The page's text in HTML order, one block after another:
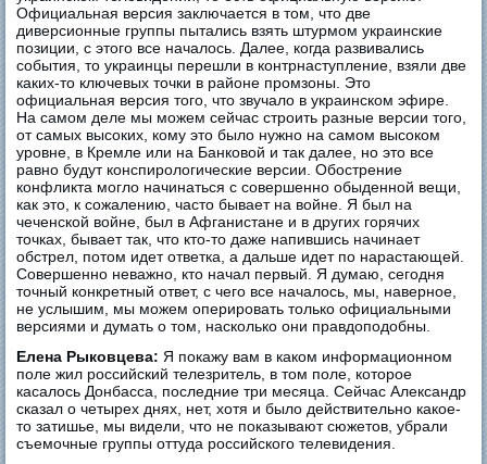
Официальная версия заключается в том, что две
диверсионные группы пытались взять штурмом украинские
позиции, с этого все началось. Далее, когда развивались
события, то украинцы перешли в контрнаступление, взяли две
каких-то ключевых точки в районе промзоны. Это
официальная версия того, что звучало в украинском эфире.
На самом деле мы можем сейчас строить разные версии того,
от самых высоких, кому это было нужно на самом высоком
уровне, в Кремле или на Банковой и так далее, но это все
равно будут конспирологические версии. Обострение
конфликта могло начинаться с совершенно обыденной вещи,
как это, к сожалению, часто бывает на войне. Я был на
чеченской войне, был в Афганистане и в других горячих
точках, бывает так, что кто-то даже напившись начинает
обстрел, потом идет ответка, а дальше идет по нарастающей.
Совершенно неважно, кто начал первый. Я думаю, сегодня
точный конкретный ответ, с чего все началось, мы, наверное,
не услышим, мы можем оперировать только официальными
версиями и думать о том, насколько они правдоподобны.
Елена Рыковцева: Я покажу вам в каком информационном
поле жил российский телезритель, в том поле, которое
касалось Донбасса, последние три месяца. Сейчас Александр
сказал о четырех днях, нет, хотя и было действительно какое-
то затишье, мы видели, что не показывают сюжетов, убрали
съемочные группы оттуда российского телевидения.